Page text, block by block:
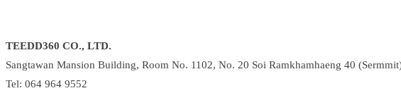
TEEDD360 CO., LTD.
Sangtawan Mansion Building, Room No. 1102, No. 20 Soi Ramkhamhaeng 40
Tel: 064 964 9552